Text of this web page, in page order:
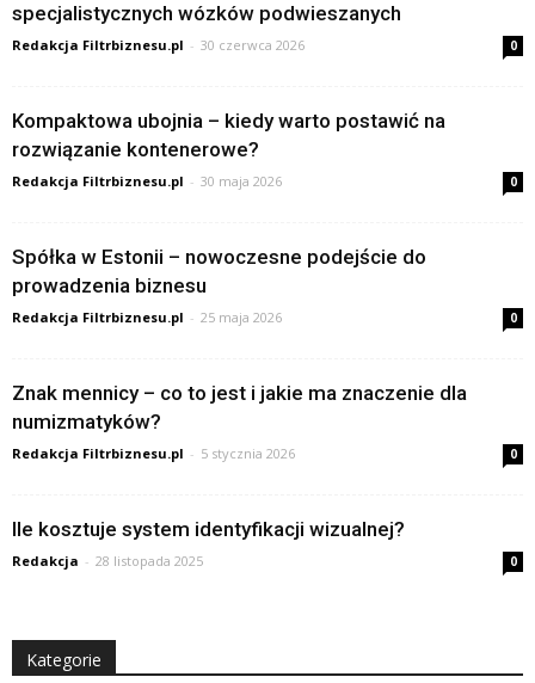
specjalistycznych wózków podwieszanych
Redakcja Filtrbiznesu.pl - 30 czerwca 2026 0
Kompaktowa ubojnia – kiedy warto postawić na
rozwiązanie kontenerowe?
Redakcja Filtrbiznesu.pl - 30 maja 2026 0
Spółka w Estonii – nowoczesne podejście do
prowadzenia biznesu
Redakcja Filtrbiznesu.pl - 25 maja 2026 0
Znak mennicy – co to jest i jakie ma znaczenie dla
numizmatyków?
Redakcja Filtrbiznesu.pl - 5 stycznia 2026 0
Ile kosztuje system identyfikacji wizualnej?
Redakcja - 28 listopada 2025 0
Kategorie